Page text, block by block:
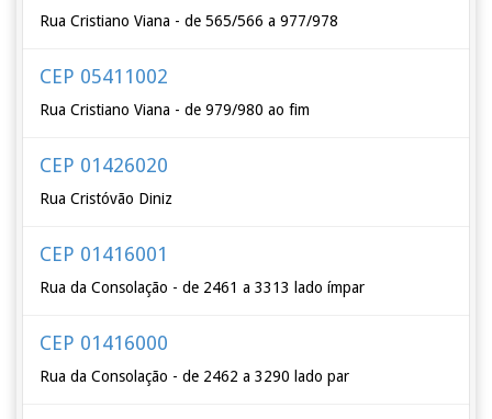
Rua Cristiano Viana - de 565/566 a 977/978
CEP 05411002
Rua Cristiano Viana - de 979/980 ao fim
CEP 01426020
Rua Cristóvão Diniz
CEP 01416001
Rua da Consolação - de 2461 a 3313 lado ímpar
CEP 01416000
Rua da Consolação - de 2462 a 3290 lado par